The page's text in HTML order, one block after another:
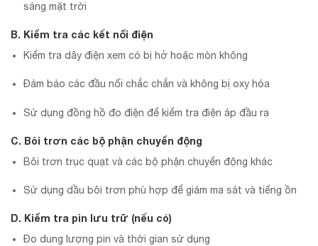
sáng mặt trời
B. Kiểm tra các kết nối điện
Kiểm tra dây điện xem có bị hở hoặc mòn không
Đảm bảo các đầu nối chắc chắn và không bị oxy hóa
Sử dụng đồng hồ đo điện để kiểm tra điện áp đầu ra
C. Bôi trơn các bộ phận chuyển động
Bôi trơn trục quạt và các bộ phận chuyển động khác
Sử dụng dầu bôi trơn phù hợp để giảm ma sát và tiếng ồn
D. Kiểm tra pin lưu trữ (nếu có)
Đo dung lượng pin và thời gian sử dụng